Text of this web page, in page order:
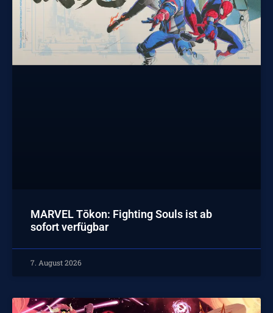
MARVEL Tōkon: Fighting Souls ist ab
sofort verfügbar
7. August 2026